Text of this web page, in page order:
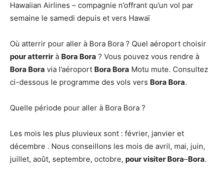
Hawaiian Airlines – compagnie n’offrant qu’un vol par
semaine le samedi depuis et vers Hawaï
Où atterrir pour aller à Bora Bora ? Quel aéroport choisir
pour atterrir à Bora Bora ? Vous pouvez vous rendre à
Bora Bora via l’aéroport Bora Bora Motu mute. Consultez
ci-dessous le programme des vols vers Bora Bora.
Quelle période pour aller à Bora Bora ?
Les mois les plus pluvieux sont : février, janvier et
décembre . Nous conseillons les mois de avril, mai, juin,
juillet, août, septembre, octobre, pour visiter Bora–Bora.